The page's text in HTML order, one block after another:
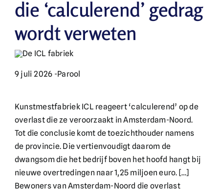
Nieuws
English
Doneer
die ‘calculerend’ gedrag
wordt verweten
9 juli 2026 -Parool
Kunstmestfabriek ICL reageert ‘calculerend’ op de
overlast die ze veroorzaakt in Amsterdam-Noord.
Tot die conclusie komt de toezichthouder namens
de provincie. Die vertienvoudigt daarom de
dwangsom die het bedrijf boven het hoofd hangt bij
nieuwe overtredingen naar 1,25 miljoen euro. […]
Bewoners van Amsterdam-Noord die overlast